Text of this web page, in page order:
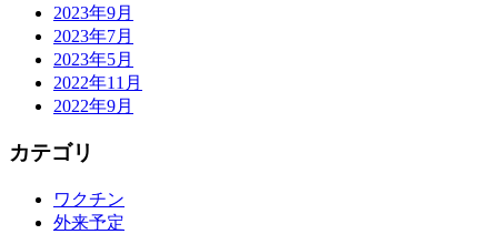
2023年9月
2023年7月
2023年5月
2022年11月
2022年9月
カテゴリ
ワクチン
外来予定